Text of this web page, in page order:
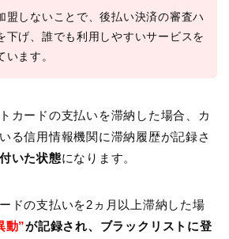
盟しないことで、後払い決済の審査ハ
下げ、誰でも利用しやすいサービスを
います。
カードの支払いを滞納した場合、カ
る信用情報機関に滞納履歴が記録さ
いた状態になります。
ドの支払いを2ヵ月以上滞納した場
動”が記録され、ブラックリストに登